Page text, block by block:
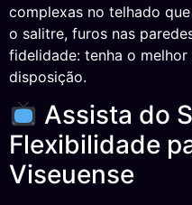
complexas no telhado
o salitre, furos nas
fidelidade: tenha o
disposição.
Assista do
Flexibilidade
Viseuense